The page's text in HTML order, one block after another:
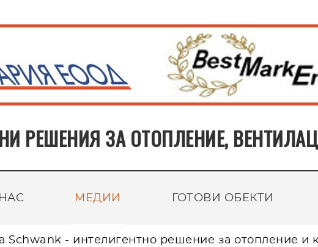
РЕШЕНИЯ ЗА ОТОПЛЕНИЕ,
МЕДИИ ГОТОВИ ОБЕКТИ
Schwank - интелигентно решение за отопление и